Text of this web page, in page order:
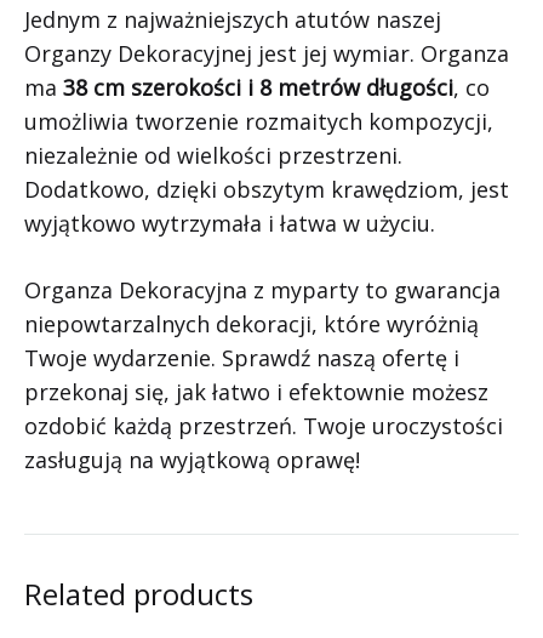
Jednym z najważniejszych atutów naszej
Organzy Dekoracyjnej jest jej wymiar. Organza
ma 38 cm szerokości i 8 metrów długości, co
umożliwia tworzenie rozmaitych kompozycji,
niezależnie od wielkości przestrzeni.
Dodatkowo, dzięki obszytym krawędziom, jest
wyjątkowo wytrzymała i łatwa w użyciu.
Organza Dekoracyjna z myparty to gwarancja
niepowtarzalnych dekoracji, które wyróżnią
Twoje wydarzenie. Sprawdź naszą ofertę i
przekonaj się, jak łatwo i efektownie możesz
ozdobić każdą przestrzeń. Twoje uroczystości
zasługują na wyjątkową oprawę!
Related products